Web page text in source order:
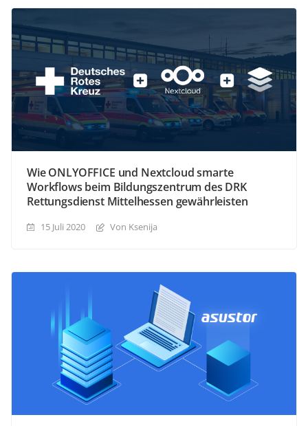
Wie ONLYOFFICE und Nextcloud smarte
Workflows beim Bildungszentrum des DRK
Rettungsdienst Mittelhessen gewährleisten
15 Juli 2020 Von Ksenija